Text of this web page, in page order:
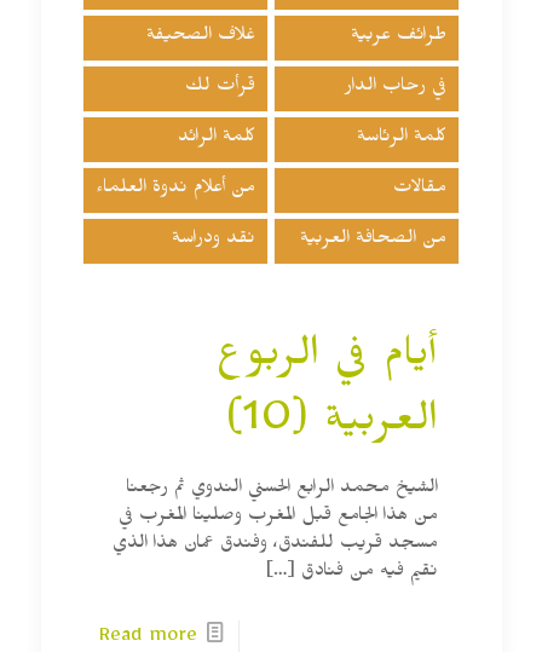
طرائف عربية غلاف الصحيفة
في رحاب الدار قرأت لك
كلمة الرئاسة كلمة الرائد
مقالات من أعلام ندوة العلماء
من الصحافة العربية نقد ودراسة
أيام في الربوع
العربية (10)
الشيخ محمد الرابع الحسني الندوي ثم رجعنا
من هذا الجامع قبل المغرب وصلينا المغرب في
مسجد قريب للفندق، وفندق عمان هذا الذي
نقيم فيه من فنادق […]
Read more